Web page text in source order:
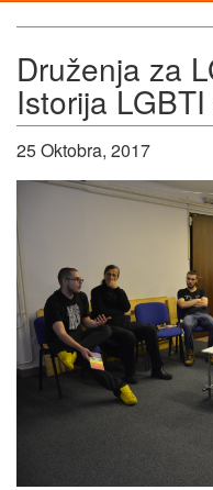
Druženja za
Istorija
25 Oktobra, 2017